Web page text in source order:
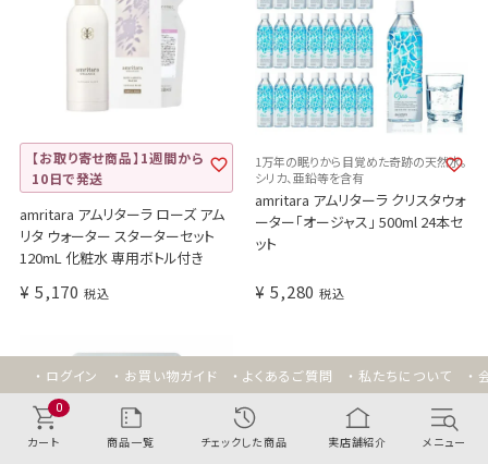
【お取り寄せ商品】1週間から
10日で発送
amritara アムリターラ ローズ アム
リタ ウォーター スターターセット
120mL 化粧水 専用ボトル付き
¥ 5,170 税込
1万年の眠りから目覚めた奇跡の天然水。
シリカ、亜鉛等を含有
amritara アムリターラ クリスタウォ
ーター「オージャス」 500ml 24本セ
ット
¥ 5,280 税込
ログイン お買い物ガイド よくあるご質問 私たちについて
0